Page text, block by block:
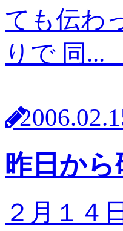
ても伝わ
りで 同...
昨日か
２月１４